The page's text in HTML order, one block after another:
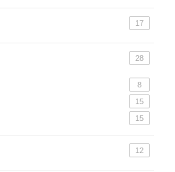
17
28
8
15
15
12